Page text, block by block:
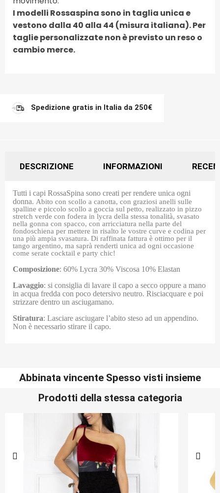
I modelli Rossaspina sono in taglia unica e
vestono dalla 40 alla 44 (misura italiana). Per
taglie personalizzate non è previsto un reso o
cambio merce.
Spedizione gratis in Italia da 250€
DESCRIZIONE INFORMAZIONI
Tutti i capi RossaSpina sono creati per rendere unica ogni
donna. Abito con scollo a canotta, con graziosi anelli sulle
spalline e piccolo scollo a goccia sul petto, realizzato in pizzo
stretch verde con fodera in lycra della stessa tonalità, svasato
nella gonna con spacco, con arricciatura nella parte del
fondoschiena per mettere in risalto le vostre curve e codina per
una più ampia svasatura. Di raffinata fattura è ottimo per il
tango argentino, ma saprà renderti unica ad ogni occasione
come serate cocktail e party chic!
Composizione: 60% Lycra 30% Viscosa 10% Elastan
Lavaggio: si consiglia di lavare il capo a secco oppure a mano
in acqua fredda con poco detersivo neutro. Risciacquare e poi
strizzare dentro un asciugamano.
Stiratura: Lasciare asciugare l’abito steso ad un appendino.
Non è necessario stirare il capo.
Abbinata vincente Spesso visti insieme
Prodotti della stessa categoria